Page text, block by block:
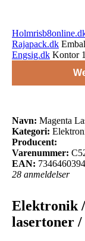
Rajapack.dk
Engsig.dk Kontor
Navn: Magenta
Kategori:
Producent:
Varenummer:
EAN:
28 anmeldelser
Elektronik
lasertoner